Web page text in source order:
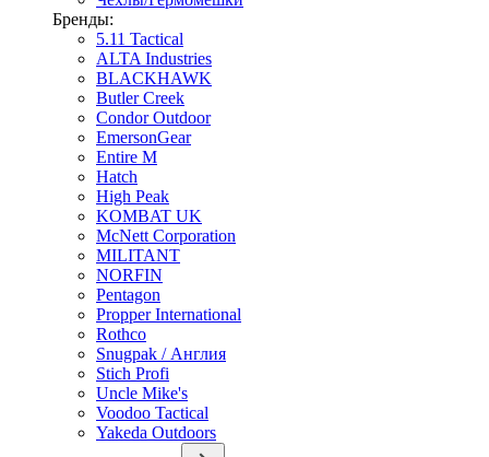
Бренды:
5.11 Tactical
ALTA Industries
BLACKHAWK
Butler Creek
Condor Outdoor
EmersonGear
Entire M
Hatch
High Peak
KOMBAT UK
McNett Corporation
MILITANT
NORFIN
Pentagon
Propper International
Rothco
Snugpak / Англия
Stich Profi
Uncle Mike's
Voodoo Tactical
Yakeda Outdoors